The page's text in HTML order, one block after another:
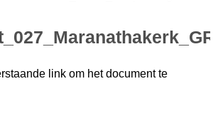
link om het document te